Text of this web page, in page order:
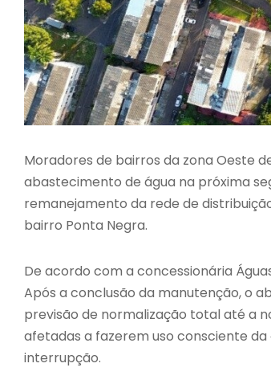
Moradores de bairros da zona Oeste
abastecimento de água na próxima
remanejamento da rede de
bairro Ponta Negra.
De acordo com a concessionária
Após a conclusão da manutenção, o
previsão de normalização total até a
afetadas a fazerem uso consciente
interrupção.